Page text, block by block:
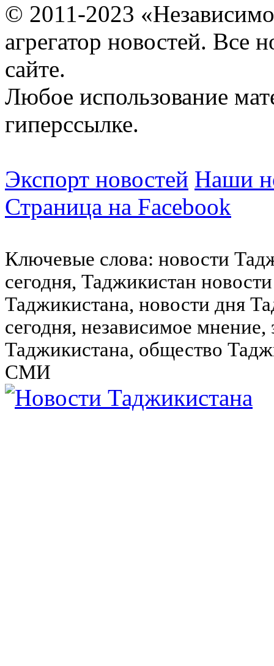
© 2011-2023
агрегатор новостей. Все
сайте.
Любое использование
гиперссылке.
Экспорт новостей Наши
Страница на Facebook
Ключевые слова: новости
сегодня, Таджикистан
Таджикистана, новости дня
сегодня, независимое
Таджикистана, общество
СМИ